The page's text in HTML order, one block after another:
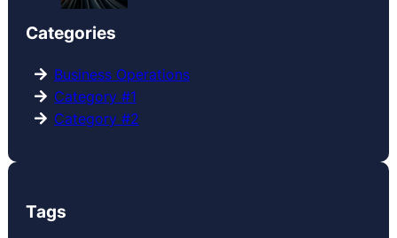
Categories
Business Operations
Category #1
Category #2
Tags